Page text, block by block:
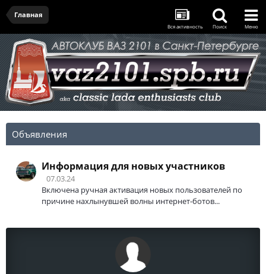
Главная
Вся активность Поиск Меню
Объявления
Информация для новых участников
07.03.24
Включена ручная активация новых пользователей по
причине нахлынувшей волны интернет-ботов...